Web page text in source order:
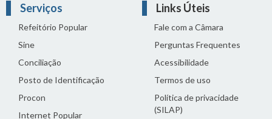
Serviços
Refeitório Popular
Sine
Conciliação
Posto de Identificação
Procon
Internet Popular
Links Úteis
Fale com a Câmara
Perguntas Frequentes
Acessibilidade
Termos de uso
Política de privacidade
(SILAP)